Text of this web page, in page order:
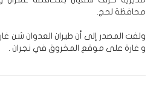
محافظة لحج.
ولفت المصدر إلى أن طيران العدوان شن
و غارة على موقع المخروق في نجران .